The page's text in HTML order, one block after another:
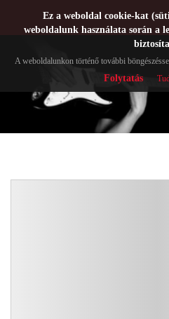
Ez a weboldal cookie-kat
weboldalunk használata során a
A weboldalunkon történő további
Folytatás